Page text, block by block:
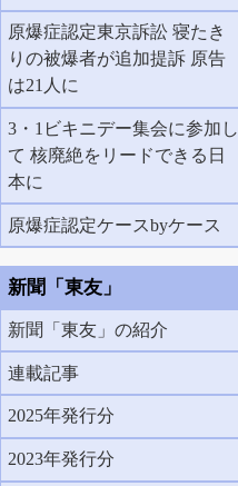
原爆症認定東京訴訟 寝たき
りの被爆者が追加提訴 原告
は21人に
3・1ビキニデー集会に参加し
て 核廃絶をリードできる日
本に
原爆症認定ケースbyケース
新聞「東友」
新聞「東友」の紹介
連載記事
2025年発行分
2023年発行分